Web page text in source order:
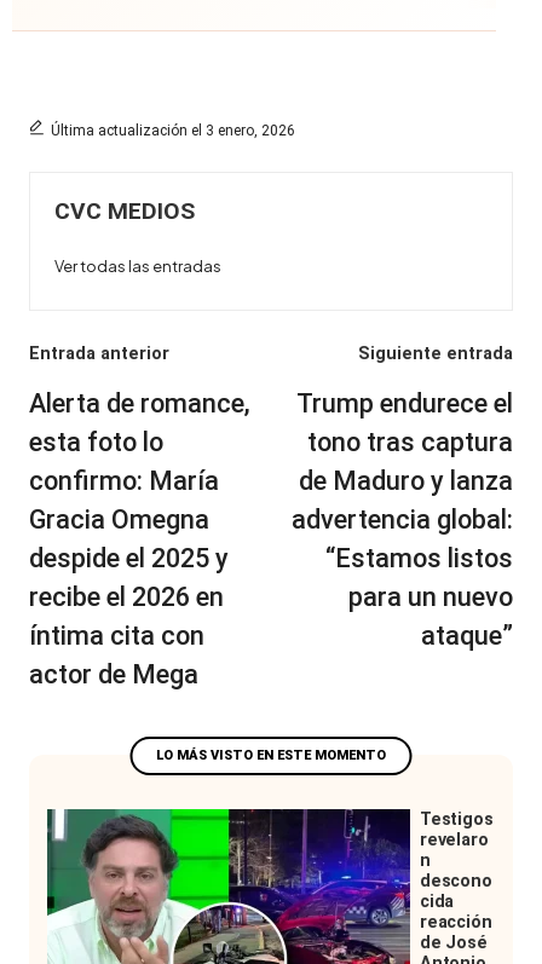
Última actualización el 3 enero, 2026
CVC MEDIOS
Ver todas las entradas
Navegación
de
entradas
Entrada anterior
Alerta de romance,
esta foto lo
confirmo: María
Gracia Omegna
despide el 2025 y
recibe el 2026 en
íntima cita con
actor de Mega
Siguiente entrada
Trump endurece el
tono tras captura
de Maduro y lanza
advertencia global:
“Estamos listos
para un nuevo
ataque”
Testigos
revelaro
n
descono
cida
reacción
de José